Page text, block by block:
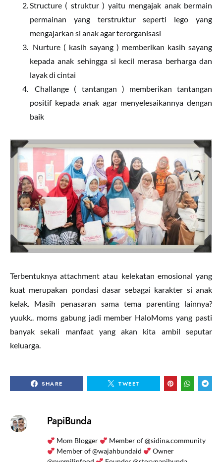
Structure ( struktur ) yaitu mengajak anak bermain
permainan yang terstruktur seperti lego yang
mengajarkan si anak agar terorganisasi
Nurture ( kasih sayang ) memberikan kasih sayang
kepada anak sehingga si kecil merasa berharga dan
layak di cintai
Challange ( tantangan ) memberikan tantangan
positif kepada anak agar menyelesaikannya dengan
baik
Terbentuknya attachment atau kelekatan emosional yang
kuat merupakan pondasi dasar sebagai karakter si anak
kelak. Masih penasaran sama tema parenting lainnya?
yuukk.. moms gabung jadi member HaloMoms yang pasti
banyak sekali manfaat yang akan kita ambil seputar
keluarga.
SHARE TWEET
PapiBunda
Mom Blogger
Member of @sidina.community
Member of @wajahbundaid
Owner